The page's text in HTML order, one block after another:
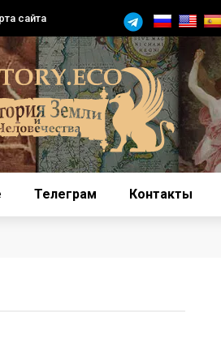
сайта
Телеграм Контакты